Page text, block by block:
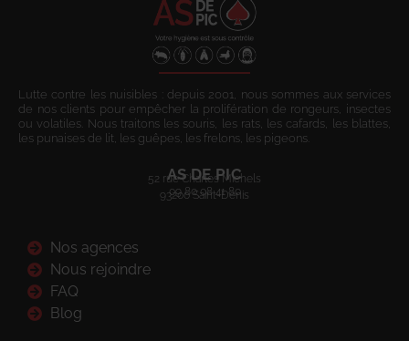
Lutte contre les nuisibles : depuis 2001, nous sommes aux services
de nos clients pour empêcher la prolifération de rongeurs, insectes
ou volatiles. Nous traitons les souris, les rats, les cafards, les blattes,
les punaises de lit, les guêpes, les frelons, les pigeons.
AS DE PIC
52 rue Charles Michels
93200 Saint-Denis
09 80 08 41 80
Nos agences
Nous rejoindre
FAQ
Blog